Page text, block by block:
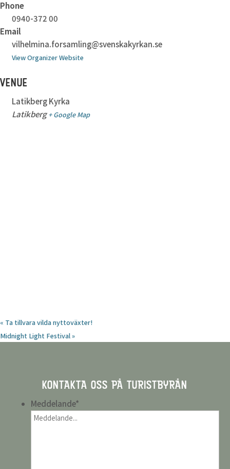
Phone
0940-372 00
Email
vilhelmina.forsamling@svenskakyrkan.se
View Organizer Website
VENUE
Latikberg Kyrka
Latikberg + Google Map
« Ta tillvara vilda nyttoväxter!
Midnight Light Festival»
KONTAKTA OSS PÅ TURISTBYRÅN
Meddelande*